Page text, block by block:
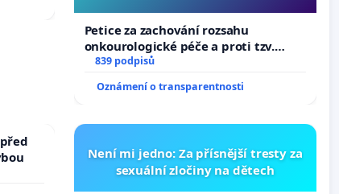
Petice za zachování rozsahu
onkourologické péče a proti tzv.
docentralizaci operačních výkonů
839 podpisů
Oznámení o transparentnosti
Není mi jedno: Za přísnější tresty za
sexuální zločiny na dětech